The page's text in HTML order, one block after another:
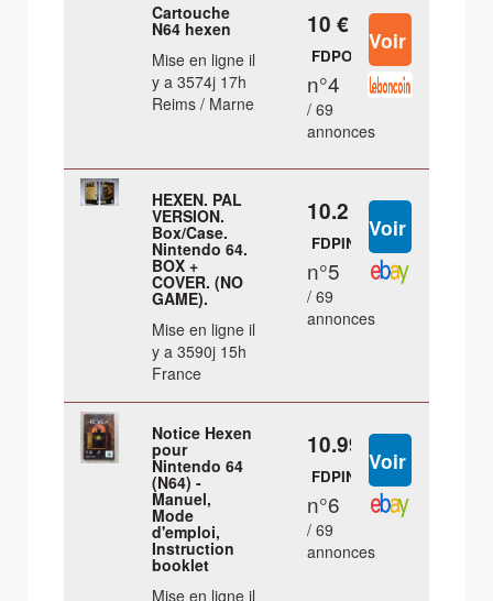
Cartouche
N64 hexen
Mise en ligne il
y a 3574j 17h
Reims / Marne
10 €
FDPOUT
n°4
/ 69
annonces
HEXEN. PAL
VERSION.
Box/Case.
Nintendo 64.
BOX +
COVER. (NO
GAME).
Mise en ligne il
y a 3590j 15h
France
10.2 €
FDPIN
n°5
/ 69
annonces
Notice Hexen
pour
Nintendo 64
(N64) -
Manuel,
Mode
d'emploi,
Instruction
booklet
Mise en ligne il
10.99 €
FDPIN
n°6
/ 69
annonces